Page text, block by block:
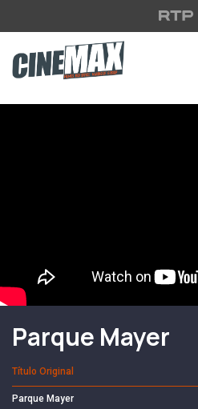
Saltar para o conteúdo principal
Filme em Cartaz
Parque Mayer
Título Original
Parque Mayer